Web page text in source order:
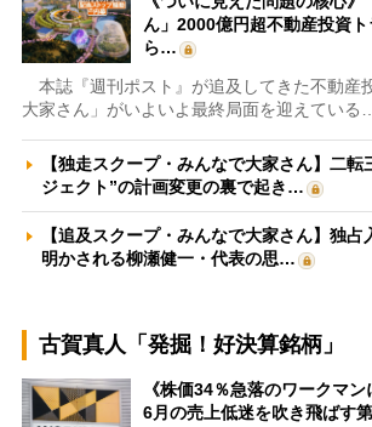
ん」2000億円超不動産投資ト
ら…
本誌『週刊ポスト』が追及してきた不動産
大家さん」がいよいよ最終局面を迎えている…
【独走スクープ・みんなで大家さん】二転
ジェクト”の計画変更の裏で起き…
【追及スクープ・みんなで大家さん】独占
明かされる柳瀬健一・代表の思…
古賀真人「発掘！好決算銘柄」
《株価34％急落のワークマン
6月の売上低迷を吹き飛ばす